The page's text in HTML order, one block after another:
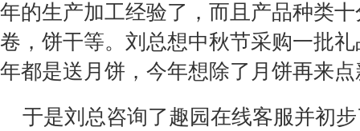
年的生产加工经验了，而且产品种类
卷，饼干等。刘总想中秋节采购一批
年都是送月饼，今年想除了月饼再来
于是刘总咨询了趣园在线客服并初